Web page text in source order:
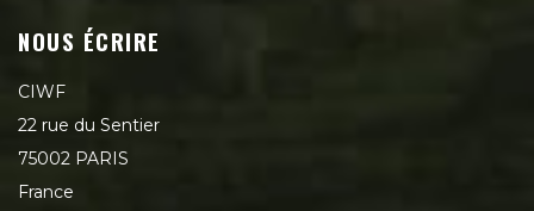
NOUS ÉCRIRE
CIWF
22 rue du Sentier
75002 PARIS
France